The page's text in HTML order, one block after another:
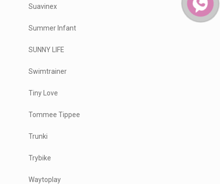
Suavinex
Summer Infant
SUNNY LIFE
Swimtrainer
Tiny Love
Tommee Tippee
Trunki
Trybike
Waytoplay